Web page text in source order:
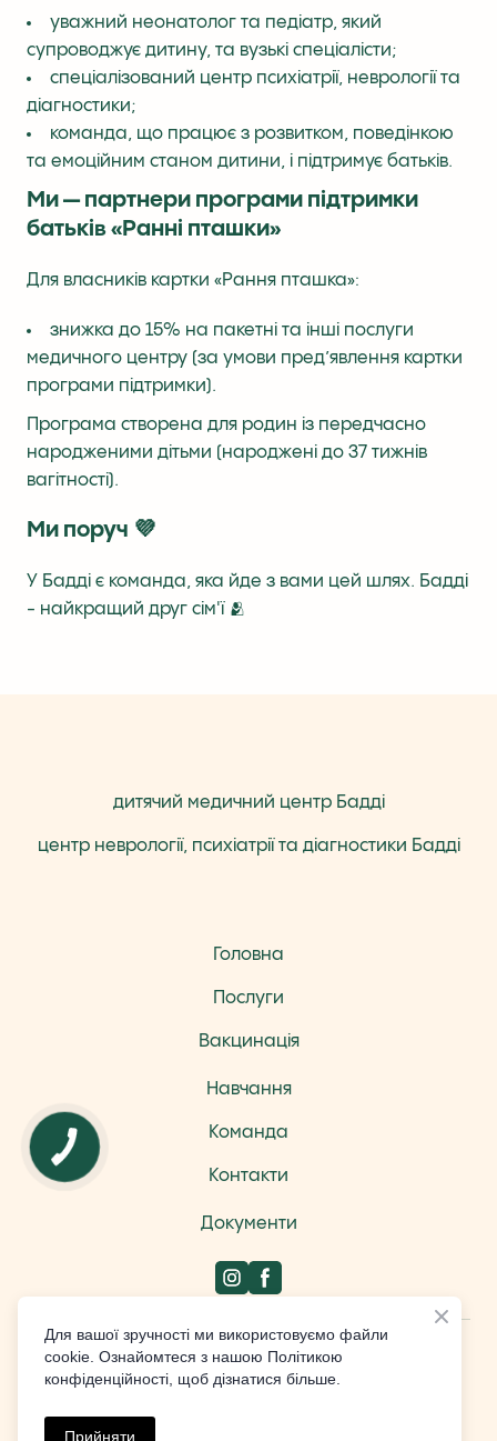
уважний неонатолог та педіатр, який
супроводжує дитину, та вузькі спеціалісти;
спеціалізований центр психіатрії, неврології та
діагностики;
команда, що працює з розвитком, поведінкою
та емоційним станом дитини, і підтримує батьків.
Ми — партнери програми підтримки
батьків «Ранні пташки»
Для власників картки «Рання пташка»:
знижка до 15% на пакетні та інші послуги
медичного центру (за умови пред’явлення картки
програми підтримки).
Програма створена для родин із передчасно
народженими дітьми (народжені до 37 тижнів
вагітності).
Ми поруч 💜
У Бадді є команда, яка йде з вами цей шлях. Бадді
- найкращий друг сім'ї 🫂
дитячий медичний центр Бадді
центр неврології, психіатрії та діагностики Бадді
Головна
Послуги
Вакцинація
Навчання
Команда
Контакти
Документи
Design by Studio Weblium
Для вашої зручності ми використовуємо файли
cookie. Ознайомтеся з нашою Політикою
конфіденційності, щоб дізнатися більше.
Прийняти